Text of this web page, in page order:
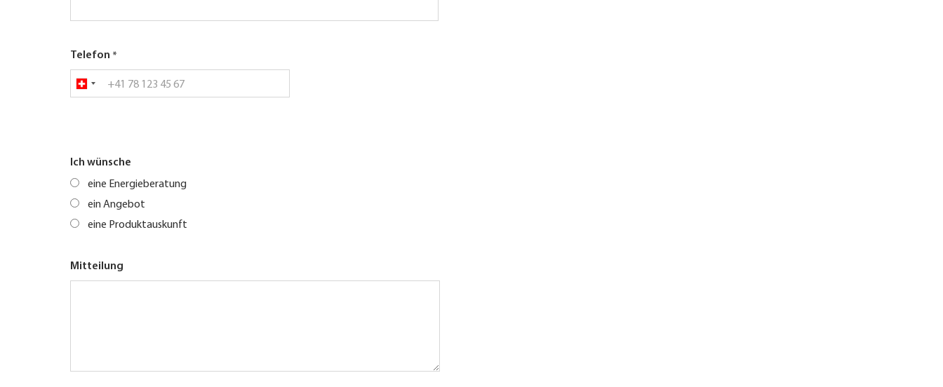
Telefon
Ich wünsche
eine Energieberatung
ein Angebot
eine Produktauskunft
Mitteilung